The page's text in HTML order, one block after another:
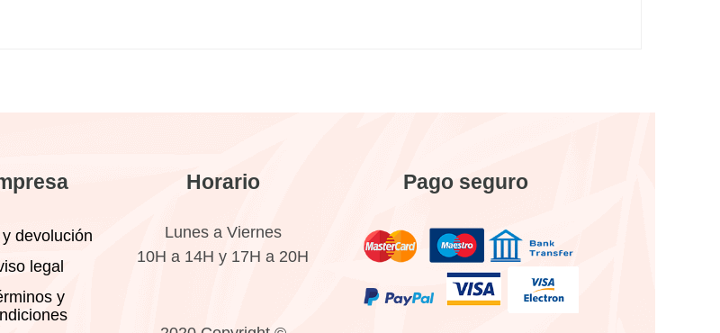
devolución
legal
y
Horario
Lunes a Viernes
10H a 14H y 17H a 20H
Pago seguro